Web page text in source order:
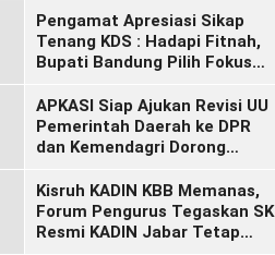
Menyalakan Semangat
Generasi Muda
Pengamat Apresiasi Sikap
Tenang KDS : Hadapi Fitnah,
Bupati Bandung Pilih Fokus
APKASI Siap Ajukan Revisi UU
Pemerintah Daerah ke DPR
dan Kemendagri Dorong
Daerah
Kisruh KADIN KBB Memanas,
Forum Pengurus Tegaskan SK
Resmi KADIN Jabar Tetap